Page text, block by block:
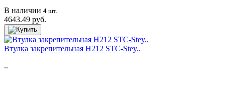
В наличии 4 шт.
4643.49 руб.
Втулка закрепительная H212 STC-Stey..
..